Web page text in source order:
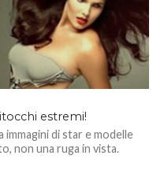
estremi!
di star e modelle
non una ruga in vista.